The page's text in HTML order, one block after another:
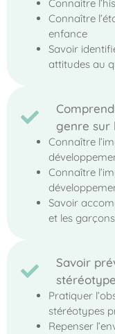
Connaitre
Connaître
enfance
Savoir
attitudes au
genre sur
Connaître
Connaître
Savoir
et les
Savoir
Pratiquer
stéréotypes
Repenser